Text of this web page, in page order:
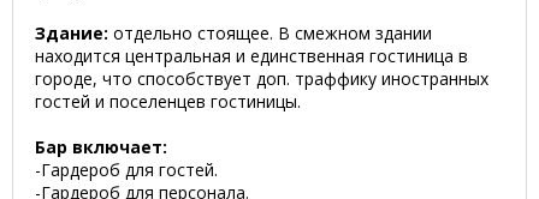
Здание: отдельно стоящее. В смежном здании
находится центральная и единственная гостиница в
городе, что способствует доп. траффику иностранных
гостей и поселенцев гостиницы.
Бар включает:
-Гардероб для гостей.
-Гардероб для персонала.